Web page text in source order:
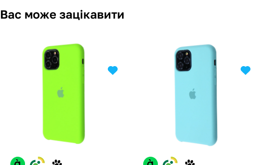
Вас може зацікавити